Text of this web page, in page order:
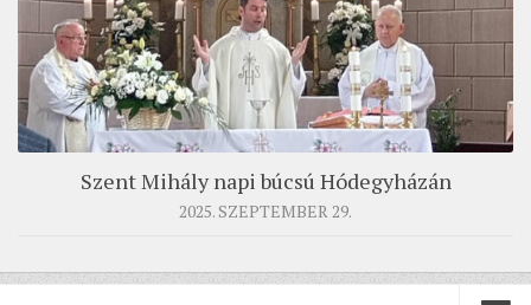
Szent Mihály napi búcsú Hódegyházán
2025. SZEPTEMBER 29.